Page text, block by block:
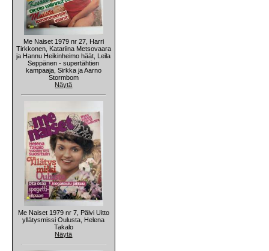
Me Naiset 1979 nr 27, Harri
Tirkkonen, Katariina Metsovaara
ja Hannu Heikinheimo häät, Leila
Seppänen - supertähtien
kampaaja, Sirkka ja Aarno
Stormbom
Näytä
Me Naiset 1979 nr 7, Päivi Uitto
yllätysmissi Oulusta, Helena
Takalo
Näytä